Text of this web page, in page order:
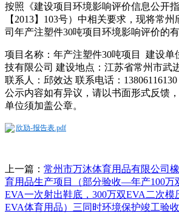
按照《建设项目环境影响评价信息公开
【2013】103号）中相关要求，现将常
司年产注塑件30吨项目环境影响评价的
项目名称：年产注塑件30吨项目 建设单
技有限公司 建设地点：江苏省常州市武
联系人：邱效达 联系电话：
公示内容如有异议，请以书面形式反馈
单位须加盖公章。
欣劢-报告表.pdf
上一篇： 常州市万沐体育用品有限公司
育用品生产项目（部分验收—年产100万
EVA一次射出鞋底，300万双EVA二次模
EVA体育用品）三同时环境保护竣工验